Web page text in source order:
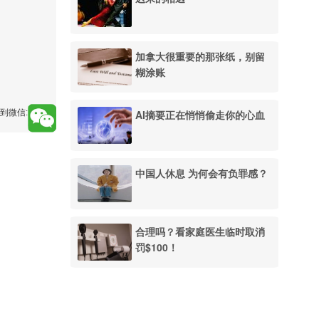
加拿大很重要的那张纸，别留
糊涂账
AI摘要正在悄悄偷走你的心血
中国人休息 为何会有负罪感？
合理吗？看家庭医生临时取消
罚$100！
微信: